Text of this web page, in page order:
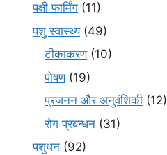
पक्षी फार्मिंग (11)
पशु स्वास्थ्य(49)
टीकाकरण(10)
पोषण(19)
प्रजनन और अनुवंशिकी (12)
रोग प्रबन्धन (31)
पशुधन (92)